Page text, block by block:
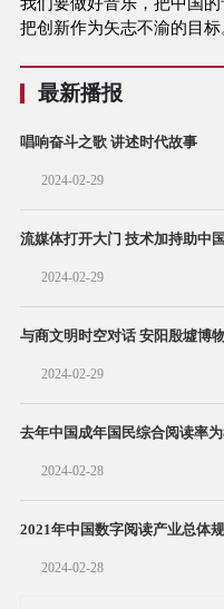
把创新作为矢志不渝的目标
最新播报
唱响奋斗之歌 讲述时代故事
2024-02-29
流媒体打开大门 技术加持助中
2024-02-29
与商文明时空对话 安阳殷墟博
2024-02-29
去年中国成年国民综合阅读率
2024-02-28
2021年中国数字阅读产业总体
2024-02-28